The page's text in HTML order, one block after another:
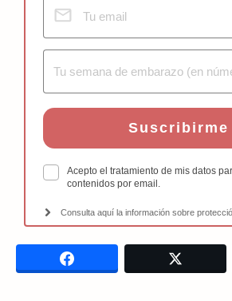
Suscribirme
Acepto el tratamiento de mis datos
contenidos por email.
Consulta aquí la información sobre